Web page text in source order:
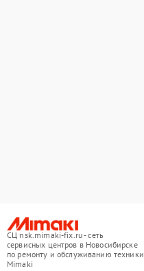
СЦ nsk.mimaki-fix.ru - сеть
сервисных центров в Новосибирске
по ремонту и обслуживанию техники
Mimaki